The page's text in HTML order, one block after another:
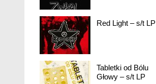
Red Light – s/t LP
Tabletki od Bólu
Głowy – s/t LP